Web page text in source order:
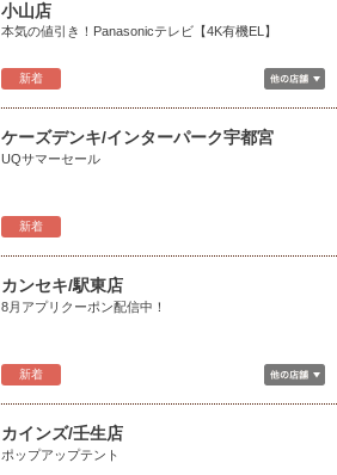
新着
小山店
本気の値引き！Panasonicテレビ【4K有機EL】
新着
ケーズデンキ/インターパーク宇都宮
UQサマーセール
新着
カンセキ/駅東店
8月アプリクーポン配信中！
カインズ/壬生店
ポップアップテント